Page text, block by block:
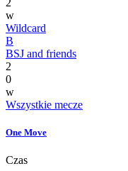
w
Wildcard
B
BSJ and friends
2
0
w
Wszystkie mecze
One Move
Czas